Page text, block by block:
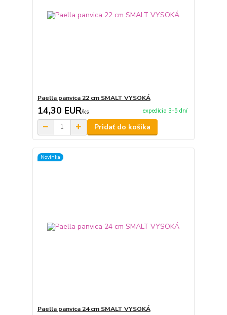
Paella panvica 22 cm SMALT VYSOKÁ
14,30 EUR/ks expedícia 3-5 dní
Pridať do košíka
Novinka
Paella panvica 24 cm SMALT VYSOKÁ